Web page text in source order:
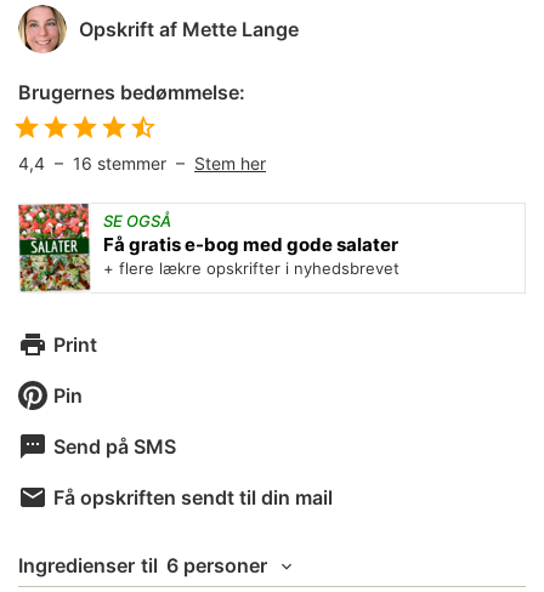
Opskrift af Mette Lange
Brugernes bedømmelse:
4,4 – 16 stemmer – Stem her
SE OGSÅ
Få gratis e-bog med gode salater
+ flere lækre opskrifter i nyhedsbrevet
Print
Pin
Send på SMS
Få opskriften sendt til din mail
Ingredienser til 6 personer